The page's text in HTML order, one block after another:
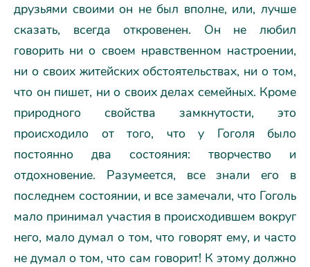
друзьями своими он не был вполне, или, лучше
сказать, всегда откровенен. Он не любил
говорить ни о своем нравственном настроении,
ни о своих житейских обстоятельствах, ни о том,
что он пишет, ни о своих делах семейных. Кроме
природного свойства замкнутости, это
происходило от того, что у Гоголя было
постоянно два состояния: творчество и
отдохновение. Разумеется, все знали его в
последнем состоянии, и все замечали, что Гоголь
мало принимал участия в происходившем вокруг
него, мало думал о том, что говорят ему, и часто
не думал о том, что сам говорит! К этому должно